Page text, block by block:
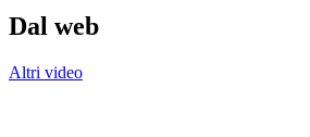
Dal web
Altri video